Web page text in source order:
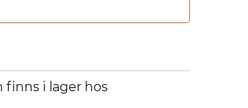
finns i lager hos